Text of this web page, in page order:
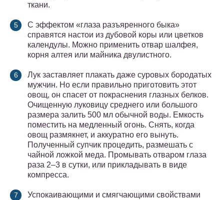
ткани.
С эффектом «глаза разъяренного быка»
справятся настои из дубовой коры или цветков
календулы. Можно применить отвар шалфея,
корня алтея или майника двулистного.
Лук заставляет плакать даже суровых бородатых
мужчин. Но если правильно приготовить этот
овощ, он спасет от покраснения глазных белков.
Очищенную луковицу среднего или большого
размера залить 500 мл обычной воды. Емкость
поместить на медленный огонь. Снять, когда
овощ размякнет, и аккуратно его вынуть.
Полученный супчик процедить, размешать с
чайной ложкой меда. Промывать отваром глаза
раза 2–3 в сутки, или прикладывать в виде
компресса.
Успокаивающими и смягчающими свойствами